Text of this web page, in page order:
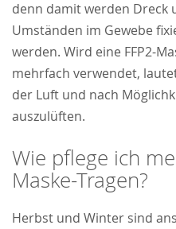
denn damit werden
Umständen im Gewebe
werden. Wird eine FFP2-
mehrfach verwendet,
der Luft und nach
auszulüften.
Wie pflege ich
Maske-Tragen?
Herbst und Winter sind